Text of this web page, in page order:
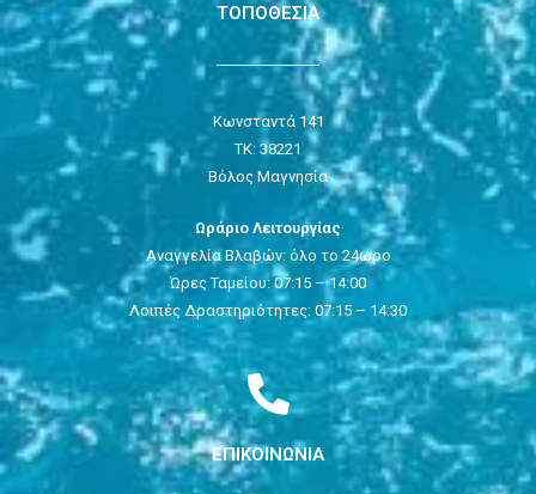
ΤΟΠΟΘΕΣΙΑ
Κωνσταντά 141
ΤΚ: 38221
Βόλος Μαγνησία
Ωράριο Λειτουργίας
Αναγγελία Βλαβών: όλο το 24ωρο
Ώρες Ταμείου: 07:15 – 14:00
Λοιπές Δραστηριότητες: 07:15 – 14:30
ΕΠΙΚΟΙΝΩΝΙΑ